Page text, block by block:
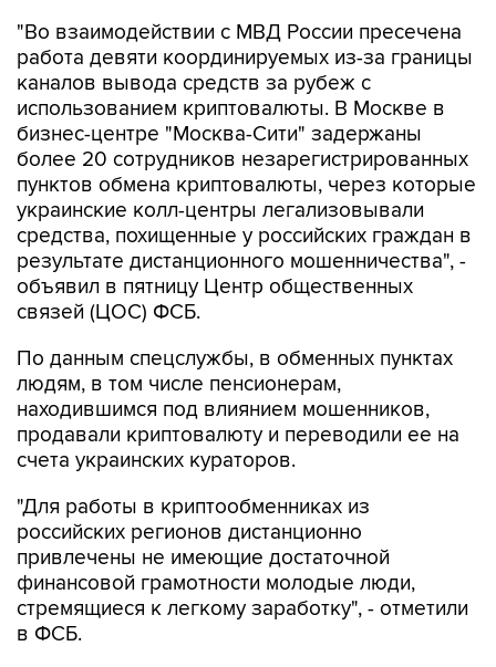
"Во взаимодействии с МВД России пресечена
работа девяти координируемых из-за границы
каналов вывода средств за рубеж с
использованием криптовалюты. В Москве в
бизнес-центре "Москва-Сити" задержаны
более 20 сотрудников незарегистрированных
пунктов обмена криптовалюты, через которые
украинские колл-центры легализовывали
средства, похищенные у российских граждан в
результате дистанционного мошенничества", -
объявил в пятницу Центр общественных
связей (ЦОС) ФСБ.
По данным спецслужбы, в обменных пунктах
людям, в том числе пенсионерам,
находившимся под влиянием мошенников,
продавали криптовалюту и переводили ее на
счета украинских кураторов.
"Для работы в криптообменниках из
российских регионов дистанционно
привлечены не имеющие достаточной
финансовой грамотности молодые люди,
стремящиеся к легкому заработку", - отметили
в ФСБ.